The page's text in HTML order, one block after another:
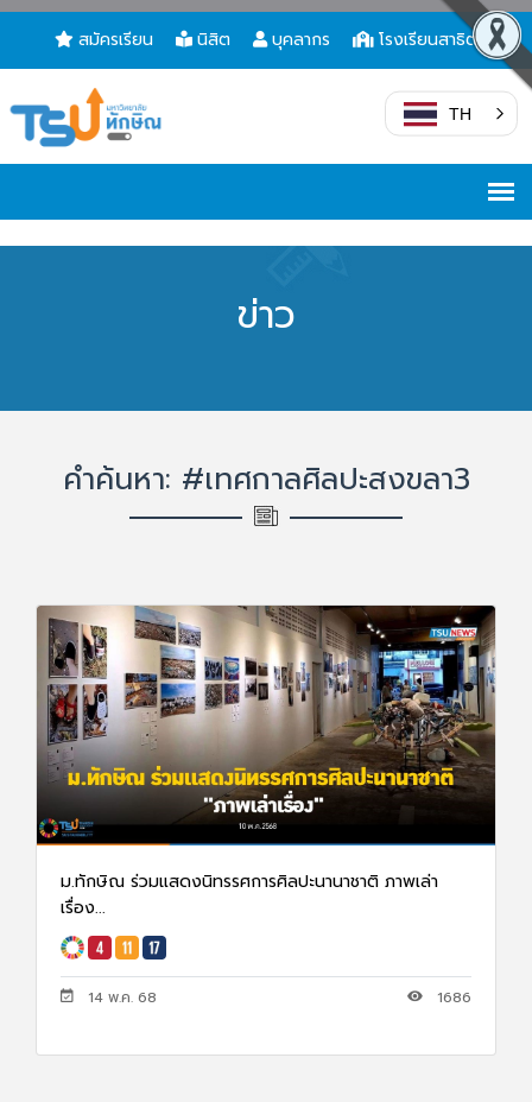
สมัครเรียน นิสิต บุคลากร โรงเรียนสาธิต
TH
ข่าว
คำค้นหา: #เทศกาลศิลปะสงขลา3
ม.ทักษิณ ร่วมแสดงนิทรรศการศิลปะนานาชาติ ภาพเล่า
เรื่อง...
14 พ.ค. 68 1686